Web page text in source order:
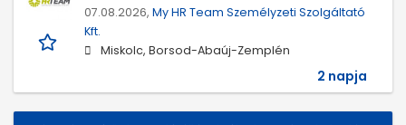
07.08.2026, My HR Team Személyzeti Szolgáltató
Kft.
Miskolc, Borsod-Abaúj-Zemplén
2 napja